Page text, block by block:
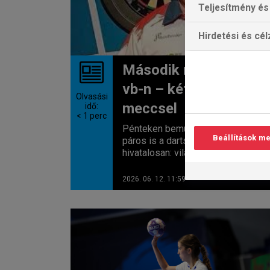
Olvasási
idő:
< 1 perc
Második nap a csapat
vb-n – két magyar
meccsel
Pénteken bemutatkozik a magyar
páros is a darts csapat-vb-n –
hivatalosan: világkupán , most már...
2026. 06. 12. 11:59
Teljesítmény
Hirdetési és
Beállítások